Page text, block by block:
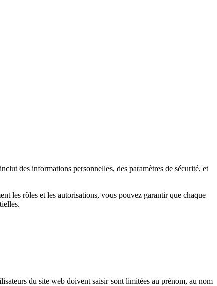
des informations personnelles, des paramètres de sécurité, et
les rôles et les autorisations, vous pouvez garantir que chaque
du site web doivent saisir sont limitées au prénom, au nom